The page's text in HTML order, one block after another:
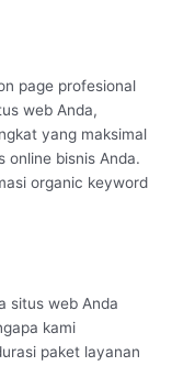
page profesional
web Anda,
yang maksimal
online bisnis Anda.
organic keyword
situs web Anda
kami
paket layanan